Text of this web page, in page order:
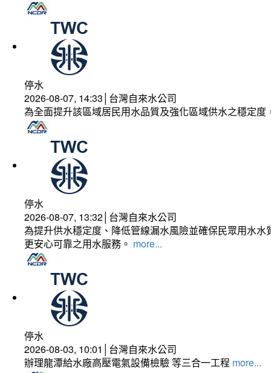
停水
2026-08-07, 14:33│台灣自來水公司
為全面提升該區域居民用水品質及強化區域供水之穩定
停水
2026-08-07, 13:32│台灣自來水公司
為提升供水穩定度、降低管線漏水風險並確保民眾用水
更安心可靠之用水服務。 more...
停水
2026-08-03, 10:01│台灣自來水公司
辦理龍潭給水廠高壓電氣設備檢驗 等三合一工程 more...